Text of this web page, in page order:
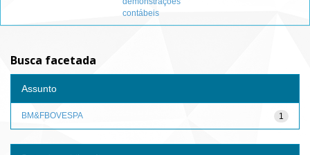
contábeis
Busca facetada
Assunto
1
BM&FBOVESPA